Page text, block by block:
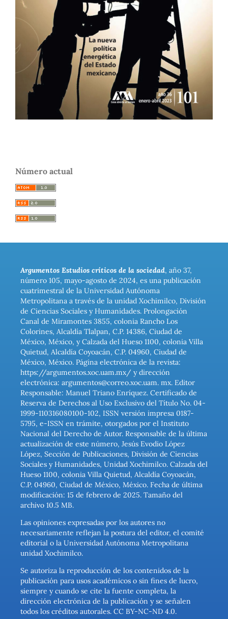
Número actual
Argumentos Estudios críticos de la sociedad, año 37,
número 105, mayo-agosto de 2024, es una publicación
cuatrimestral de la Universidad Autónoma
Metropolitana a través de la unidad Xochimilco, División
de Ciencias Sociales y Humanidades. Prolongación
Canal de Miramontes 3855, colonia Rancho Los
Colorines, Alcaldía Tlalpan, C.P. 14386, Ciudad de
México, México, y Calzada del Hueso 1100, colonia Villa
Quietud, Alcaldía Coyoacán, C.P. 04960, Ciudad de
México, México. Página electrónica de la revista:
https://argumentos.xoc.uam.mx/ y dirección
electrónica: argumentos@correo.xoc.uam. mx. Editor
Responsable: Manuel Triano Enríquez. Certificado de
Reserva de Derechos al Uso Exclusivo del Título No. 04-
1999-110316080100-102, ISSN versión impresa 0187-
5795, e-ISSN en trámite, otorgados por el Instituto
Nacional del Derecho de Autor. Responsable de la última
actualización de este número, Jesús Evodio López
López, Sección de Publicaciones, División de Ciencias
Sociales y Humanidades, Unidad Xochimilco. Calzada del
Hueso 1100, colonia Villa Quietud, Alcaldía Coyoacán,
C.P. 04960, Ciudad de México, México. Fecha de última
modificación: 15 de febrero de 2025. Tamaño del
archivo 10.5 MB.
Las opiniones expresadas por los autores no
necesariamente reflejan la postura del editor, el comité
editorial o la Universidad Autónoma Metropolitana
unidad Xochimilco.
Se autoriza la reproducción de los contenidos de la
publicación para usos académicos o sin fines de lucro,
siempre y cuando se cite la fuente completa, la
dirección electrónica de la publicación y se señalen
todos los créditos autorales. CC BY-NC-ND 4.0.